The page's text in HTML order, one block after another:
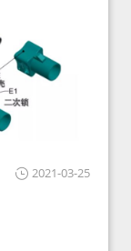
2021-03-25